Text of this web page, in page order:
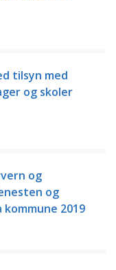
tilsyn med
og skoler
og
og
2019